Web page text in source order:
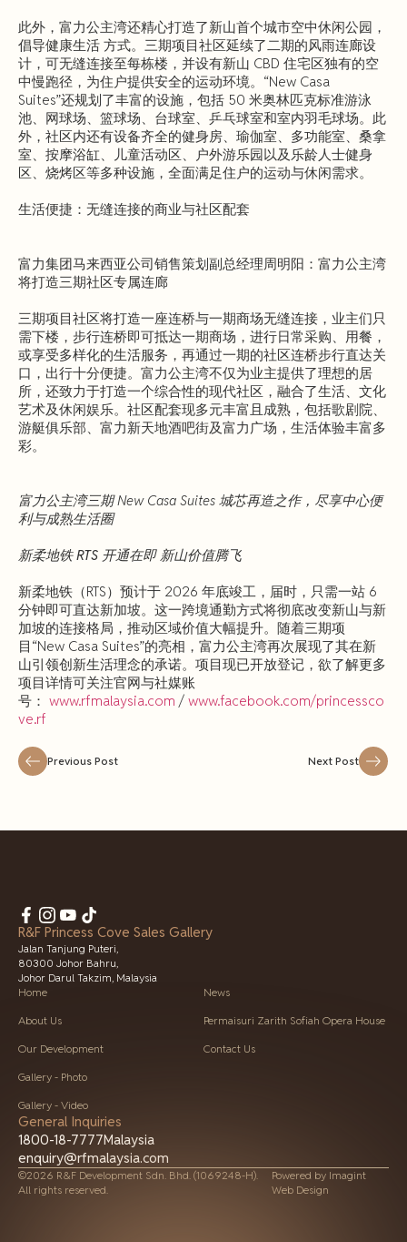
此外，富力公主湾还精心打造了新山首个城市空中休闲公园，
倡导健康生活 方式。三期项目社区延续了二期的风雨连廊设
计，可无缝连接至每栋楼，并设有新山 CBD 住宅区独有的空
中慢跑径，为住户提供安全的运动环境。“New Casa
Suites”还规划了丰富的设施，包括 50 米奥林匹克标准游泳
池、网球场、篮球场、台球室、乒乓球室和室内羽毛球场。此
外，社区内还有设备齐全的健身房、瑜伽室、多功能室、桑拿
室、按摩浴缸、儿童活动区、户外游乐园以及乐龄人士健身
区、烧烤区等多种设施，全面满足住户的运动与休闲需求。
生活便捷：无缝连接的商业与社区配套
富力集团马来西亚公司销售策划副总经理周明阳：富力公主湾
将打造三期社区专属连廊
三期项目社区将打造一座连桥与一期商场无缝连接，业主们只
需下楼，步行连桥即可抵达一期商场，进行日常采购、用餐，
或享受多样化的生活服务，再通过一期的社区连桥步行直达关
口，出行十分便捷。富力公主湾不仅为业主提供了理想的居
所，还致力于打造一个综合性的现代社区，融合了生活、文化
艺术及休闲娱乐。社区配套现多元丰富且成熟，包括歌剧院、
游艇俱乐部、富力新天地酒吧街及富力广场，生活体验丰富多
彩。
富力公主湾三期 New Casa Suites 城芯再造之作，尽享中心便
利与成熟生活圈
新柔地铁 RTS 开通在即 新山价值腾飞
新柔地铁（RTS）预计于 2026 年底竣工，届时，只需一站 6
分钟即可直达新加坡。这一跨境通勤方式将彻底改变新山与新
加坡的连接格局，推动区域价值大幅提升。随着三期项
目“New Casa Suites”的亮相，富力公主湾再次展现了其在新
山引领创新生活理念的承诺。项目现已开放登记，欲了解更多
项目详情可关注官网与社媒账
号： www.rfmalaysia.com / www.facebook.com/princessco
ve.rf
Previous Post Next Post
R&F Princess Cove Sales Gallery
Jalan Tanjung Puteri,
80300 Johor Bahru,
Johor Darul Takzim, Malaysia
Home
About Us
Our Development
Gallery - Photo
Gallery - Video
News
Permaisuri Zarith Sofiah Opera House
Contact Us
General Inquiries
1800-18-7777Malaysia
enquiry@rfmalaysia.com
©2026 R&F Development Sdn. Bhd. (1069248-H).
All rights reserved.
Powered by Imagint
Web Design